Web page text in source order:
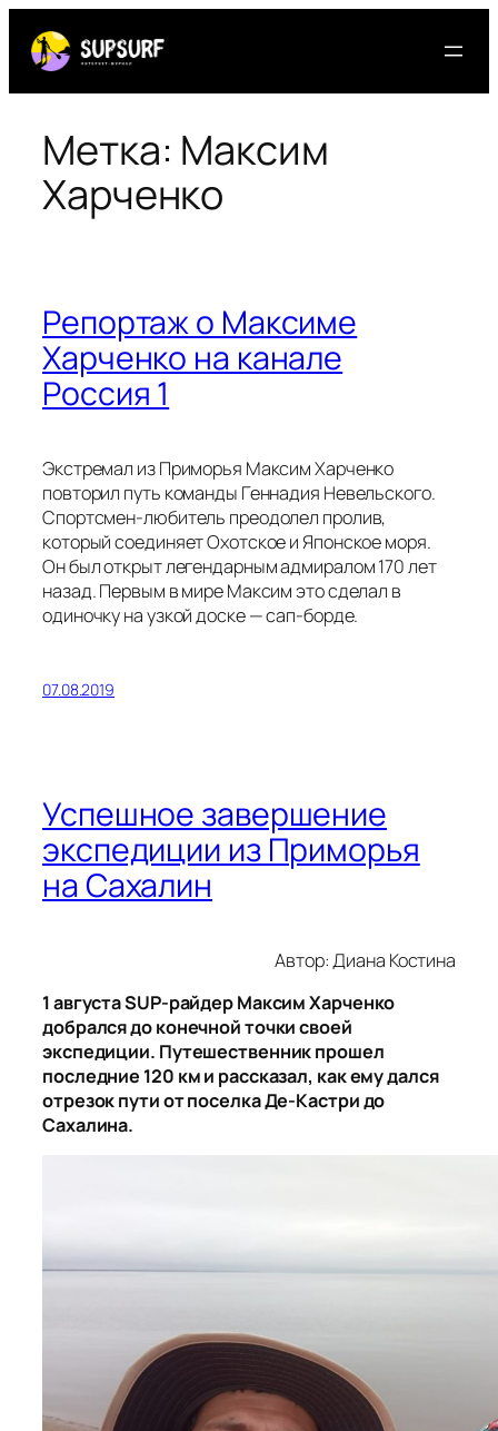
содержимому
Метка: Максим
Харченко
Репортаж о Максиме
Харченко на канале
Россия 1
Экстремал из Приморья Максим Харченко
повторил путь команды Геннадия Невельского.
Спортсмен-любитель преодолел пролив,
который соединяет Охотское и Японское моря.
Он был открыт легендарным адмиралом 170 лет
назад. Первым в мире Максим это сделал в
одиночку на узкой доске — сап-борде.
07.08.2019
Успешное завершение
экспедиции из Приморья
на Сахалин
Автор: Диана Костина
1 августа SUP-райдер Максим Харченко
добрался до конечной точки своей
экспедиции. Путешественник прошел
последние 120 км и рассказал, как ему дался
отрезок пути от поселка Де-Кастри до
Сахалина.